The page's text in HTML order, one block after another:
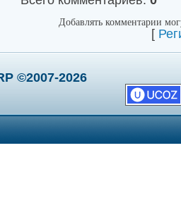
Добавлять комментарии
[
©2007-2026